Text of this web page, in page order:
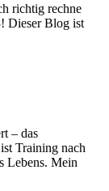
richtig rechne
Dieser Blog ist
– das
Training nach
Lebens. Mein